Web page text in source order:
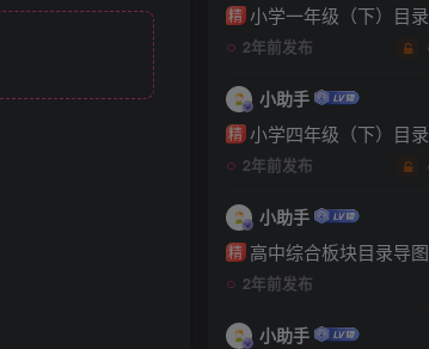
精 小学一年级（下）目录
2年前发布
小助手
精 小学四年级（下）目录
2年前发布
小助手
精 高中综合板块目录导图
2年前发布
小助手